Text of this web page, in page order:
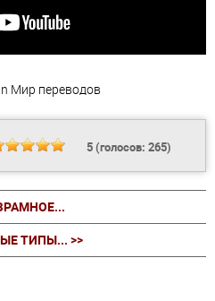
Мир переводов
5(голосов: 265)
ТИПЫ... >>